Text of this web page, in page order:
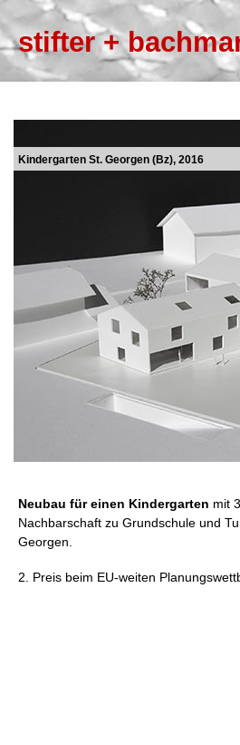
stifter +
Kindergarten St. Georgen (Bz), 2016
Neubau für einen Kindergarten mit
Nachbarschaft zu Grundschule und
Georgen.
2. Preis beim EU-weiten